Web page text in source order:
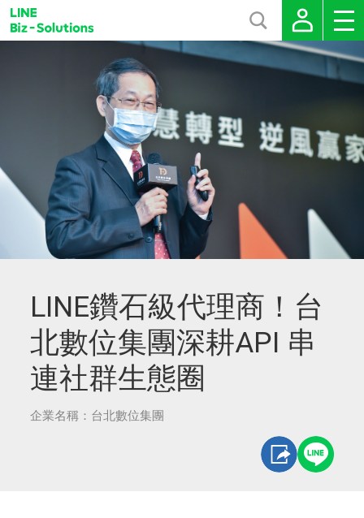
LINE鑽石級代理商！台
北數位集團深耕API 串
連社群生態圈
企業名稱：台北數位集團